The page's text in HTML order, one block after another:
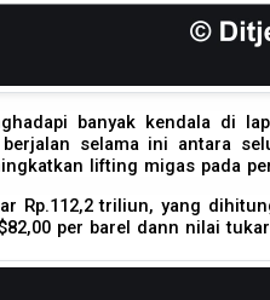
banyak kendala di
selama ini antara
lifting migas pada
Rp.112,2 triliun, yang
per barel dann nilai